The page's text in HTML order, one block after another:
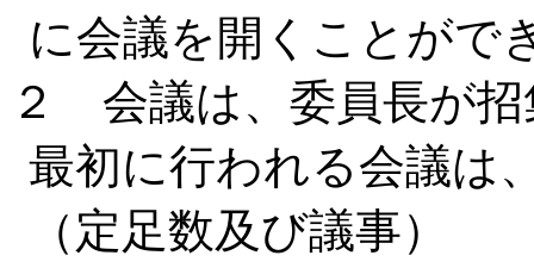
に会議を開くことがで
２ 会議は、委員長が招
最初に行われる会議は
（定足数及び議事）